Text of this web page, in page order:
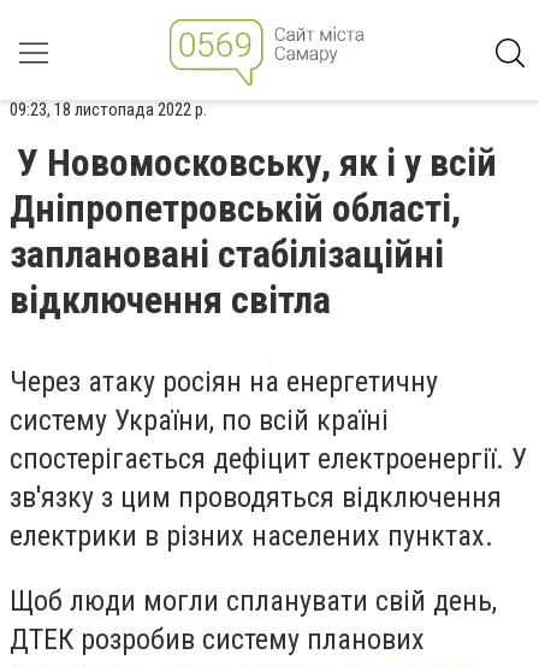
09:23, 18 листопада 2022 р.
У Новомосковську, як і у всій
Дніпропетровській області,
заплановані стабілізаційні
відключення світла
Через атаку росіян на енергетичну
систему України, по всій країні
спостерігається дефіцит електроенергії. У
зв'язку з цим проводяться відключення
електрики в різних населених пунктах.
Щоб люди могли спланувати свій день,
ДТЕК розробив систему планових